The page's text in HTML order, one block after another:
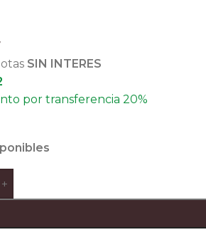
SIN INTERES
por transferencia 20%
+